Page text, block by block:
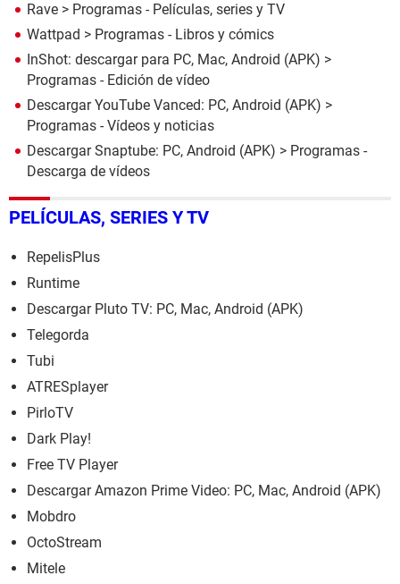
Rave > Programas - Películas, series y TV
Wattpad > Programas - Libros y cómics
InShot: descargar para PC, Mac, Android (APK) >
Programas - Edición de vídeo
Descargar YouTube Vanced: PC, Android (APK) >
Programas - Vídeos y noticias
Descargar Snaptube: PC, Android (APK) > Programas -
Descarga de vídeos
PELÍCULAS, SERIES Y TV
RepelisPlus
Runtime
Descargar Pluto TV: PC, Mac, Android (APK)
Telegorda
Tubi
ATRESplayer
PirloTV
Dark Play!
Free TV Player
Descargar Amazon Prime Video: PC, Mac, Android (APK)
Mobdro
OctoStream
Mitele